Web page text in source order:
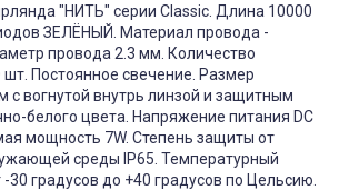
"НИТЬ" серии Classic. Длина 10000
ЗЕЛЁНЫЙ. Материал провода -
провода 2.3 мм. Количество
Постоянное свечение. Размер
с вогнутой внутрь линзой и защитным
белого цвета. Напряжение питания DC
мощность 7W. Степень защиты от
среды IP65. Температурный
градусов до +40 градусов по Цельсию.